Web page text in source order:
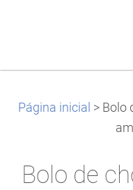
Página inicial > Bolo
Bolo de